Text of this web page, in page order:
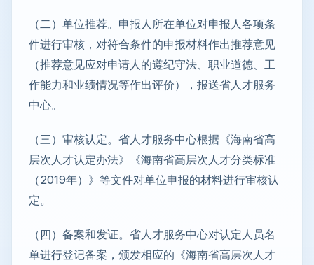
（二）单位推荐。申报人所在单位对申报人各项条
件进行审核，对符合条件的申报材料作出推荐意见
（推荐意见应对申请人的遵纪守法、职业道德、工
作能力和业绩情况等作出评价），报送省人才服务
中心。
（三）审核认定。省人才服务中心根据《海南省高
层次人才认定办法》《海南省高层次人才分类标准
（2019年）》等文件对单位申报的材料进行审核认
定。
（四）备案和发证。省人才服务中心对认定人员名
单进行登记备案，颁发相应的《海南省高层次人才